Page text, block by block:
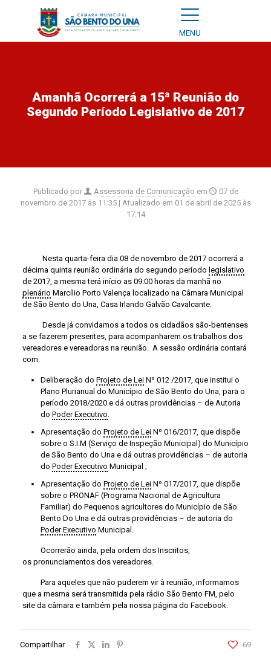
MENU
Amanhã Ocorrerá a 15ª Reunião do
Segundo Período Legislativo de 2017
Publicado por Assessoria de Comunicação em
07 de
novembro de 2017 às 11:35 | Atualizado em 01 de abril de 2025 às
17:14
Nesta quarta-feira dia 08 de novembro de 2017 ocorrerá a
décima quinta reunião ordinária do segundo período legislativo
de 2017, a mesma terá início as 09:00 horas da manhã no
plenário Marcílio Porto Valença localizado na Câmara Municipal
de São Bento do Una, Casa Irlando Galvão Cavalcante.
Desde já convidamos a todos os cidadãos são-bentenses
a se fazerem presentes, para acompanharem os trabalhos dos
vereadores e vereadoras na reunião. A sessão ordinária contará
com:
Deliberação do Projeto de LeiNº 012 /2017, que institui o
Plano Plurianual do Município de São Bento do Una, para o
período 2018/2020 e dá outras providências – de Autoria
do Poder Executivo.
Apresentação do Projeto de LeiNº 016/2017, que dispõe
sobre o S.I.M (Serviço de Inspeção Municipal) do Município
de São Bento do Una e dá outras providências – de autoria
do Poder Executivo Municipal ;
Apresentação do Projeto de LeiNº 017/2017, que dispõe
sobre o PRONAF (Programa Nacional de Agricultura
Familiar) do Pequenos agricultores do Município de São
Bento Do Una e dá outras providências – de autoria do
Poder Executivo Municipal.
Ocorrerão ainda, pela ordem dos Inscritos,
os pronunciamentos dos vereadores.
Para aqueles que não puderem vir à reunião, informamos
que a mesma será transmitida pela rádio São Bento FM, pelo
site da câmara e também pela nossa página do Facebook.
Compartilhar 69